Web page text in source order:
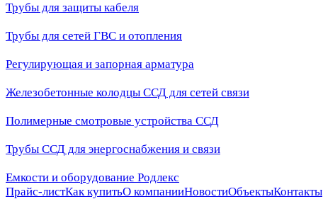
Трубы для защиты кабеля
Трубы для сетей ГВС и отопления
Регулирующая и запорная арматура
Железобетонные колодцы ССД для сетей связи
Полимерные смотровые устройства ССД
Трубы ССД для энергоснабжения и связи
Емкости и оборудование Родлекс
Прайс-листКак купитьО компанииНовостиОбъектыКонтакты